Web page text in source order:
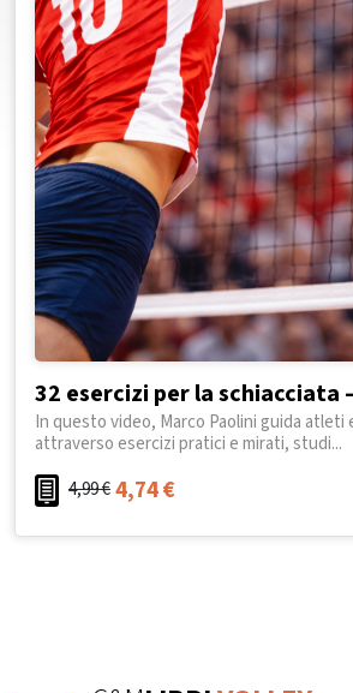
32 esercizi per la schiacciata
In questo video, Marco Paolini guida atleti
attraverso esercizi pratici e mirati, studi...
4,99€4,74€